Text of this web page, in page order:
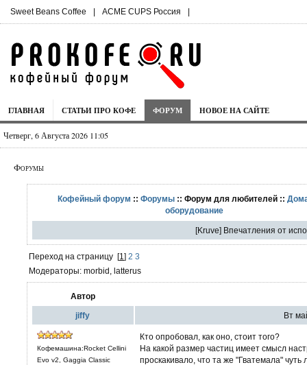
Sweet Beans Coffee | ACME CUPS Россия |
ГЛАВНАЯ СТАТЬИ ПРО КОФЕ ФОРУМ НОВОЕ НА САЙТЕ
Четверг, 6 Августа 2026 11:05
Форумы
Кофейный форум ::Форумы :: Форум для любителей ::
оборудование
[Kruve] Впечатления от
Переход на страницу [1 ] 2 3
Модераторы: morbid, latterus
Автор
jiffy Вт
Кофемашина:Rocket Cellini
Evo v2, Gaggia Classic
Кто опробовал, как оно, стоит того?
На какой размер частиц имеет смысл
проскакивало, что та же "Гватемала"